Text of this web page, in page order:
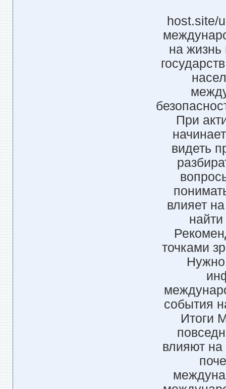
host.site/
на жизнь
При
видеть
влияет
точками
Нужно
события
Итоги
влияют на